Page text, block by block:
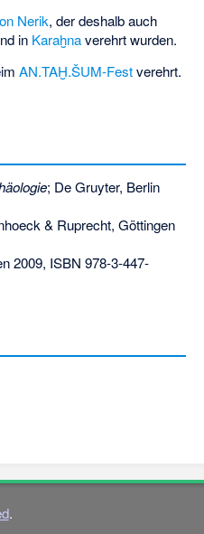
Nerik, der deshalb auch
in Karaḫnaverehrt wurden.
AN.TAḪ.ŠUM-Festverehrt.
; De Gruyter, Berlin
& Ruprecht, Göttingen
2009, ISBN 978-3-447-
.